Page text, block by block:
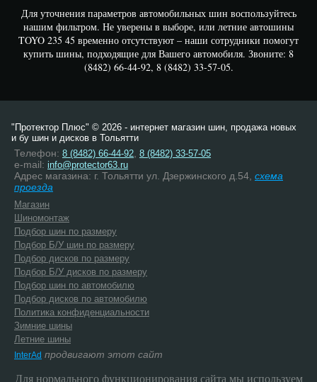
Для уточнения параметров автомобильных шин воспользуйтесь
нашим фильтром. Не уверены в выборе, или летние автошины
TOYO 235 45 временно отсутствуют – наши сотрудники помогут
купить шины, подходящие для Вашего автомобиля. Звоните: 8
(8482) 66-44-92, 8 (8482) 33-57-05.
"Протектор Плюс" © 2026 - интернет магазин шин, продажа новых
и бу шин и дисков в Тольятти
Телефон: 8 (8482) 66-44-92 8 (8482) 33-57-05
e-mail: info@protector63.ru
Адрес магазина: г. Тольятти ул. Дзержинского д.54, схема
проезда
Магазин
Шиномонтаж
Подбор шин по размеру
Подбор Б/У шин по размеру
Подбор дисков по размеру
Подбор Б/У дисков по размеру
Подбор шин по автомобилю
Подбор дисков по автомобилю
Политика конфиденциальности
Зимние шины
Летние шины
InterAd продвигают этот сайт
Для нормального функционирования сайта мы используем